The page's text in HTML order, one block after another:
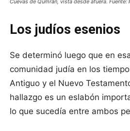
Cuevas de Qumrán, vista desde afuera. Fuente:
Los judíos esenios
Se determinó luego que en
comunidad judía en los
Antiguo y el Nuevo
hallazgo es un eslabón
lo que sucedía entre ambos